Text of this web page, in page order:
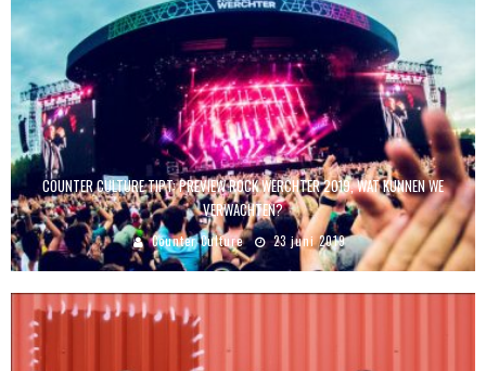
COUNTER CULTURE TIPT: PREVIEW ROCK WERCHTER 2019, WAT KUNNEN WE
VERWACHTEN?
Counter Culture 23 juni 2019